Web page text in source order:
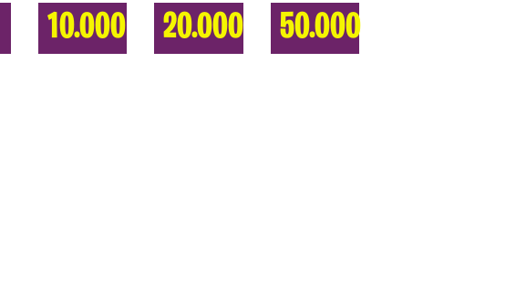
10.000 20.000 50.000